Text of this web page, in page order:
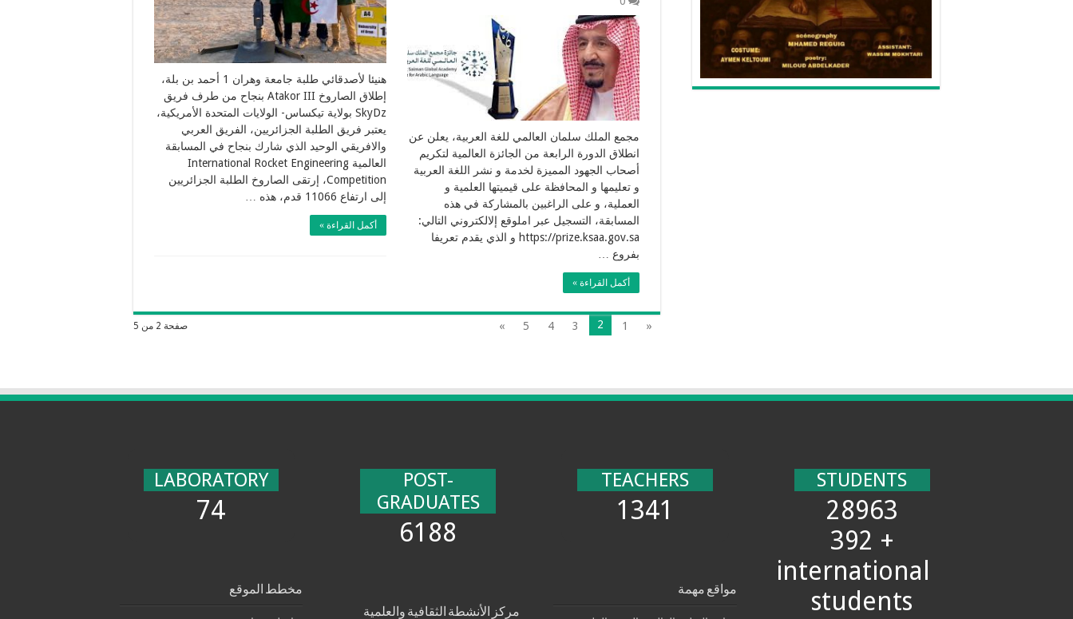
هنيئا لأصدقائي طلبة جامعة وهران 1 أحمد بن بلة،
إطلاق الصاروخ Atakor III بنجاح من طرف فريق
SkyDz بولاية تيكساس- الولايات المتحدة الأمريكية،
يعتبر فريق الطلبة الجزائريين، الفريق العربي
والافريقي الوحيد الذي شارك بنجاح في المسابقة
العالمية International Rocket Engineering
Competition، إرتقى الصاروخ الطلبة الجزائريين
إلى ارتفاع 11066 قدم، هذه …
أكمل القراءة »
مجمع الملك سلمان العالمي للغة العربية، يعلن عن
انطلاق الدورة الرابعة من الجائزة العالمية لتكريم
أصحاب الجهود المميزة لخدمة و نشر اللغة العربية
و تعليمها و المحافظة على قيميتها العلمية و
العملية، و على الراغبين بالمشاركة في هذه
المسابقة، التسجيل عبر املوقع إلالكتروني التالي:
https://prize.ksaa.gov.sa و الذي يقدم تعريفا
بفروع …
أكمل القراءة »
صفحة 2 من 5 «
1
2
3
4
5
»
STUDENTS
28963
+ 392
international
students
TEACHERS
1341
مواقع مهمة
POST-
GRADUATES
6188
مركز الأنشطة الثقافية والعلمية
LABORATORY
74
مخطط الموقع